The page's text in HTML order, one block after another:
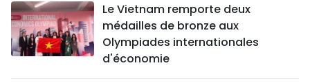
Le Vietnam remporte deux
médailles de bronze aux
Olympiades internationales
d'économie